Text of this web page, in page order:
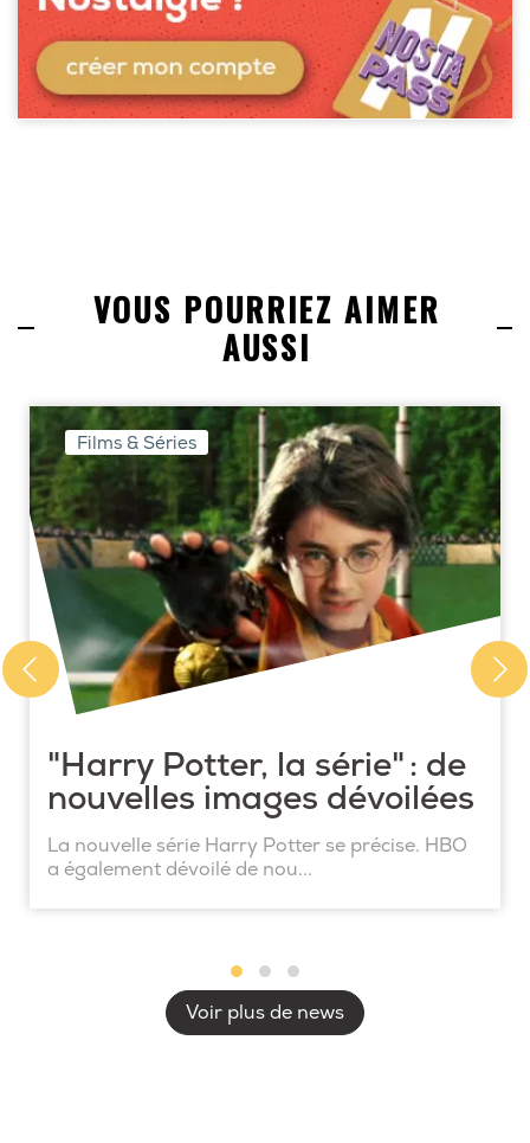
VOUS POURRIEZ AIMER
AUSSI
Films & Séries
"Harry Potter, la série" : de
nouvelles images dévoilées
La nouvelle série Harry Potter se précise. HBO
a également dévoilé de nou...
Voir plus de news